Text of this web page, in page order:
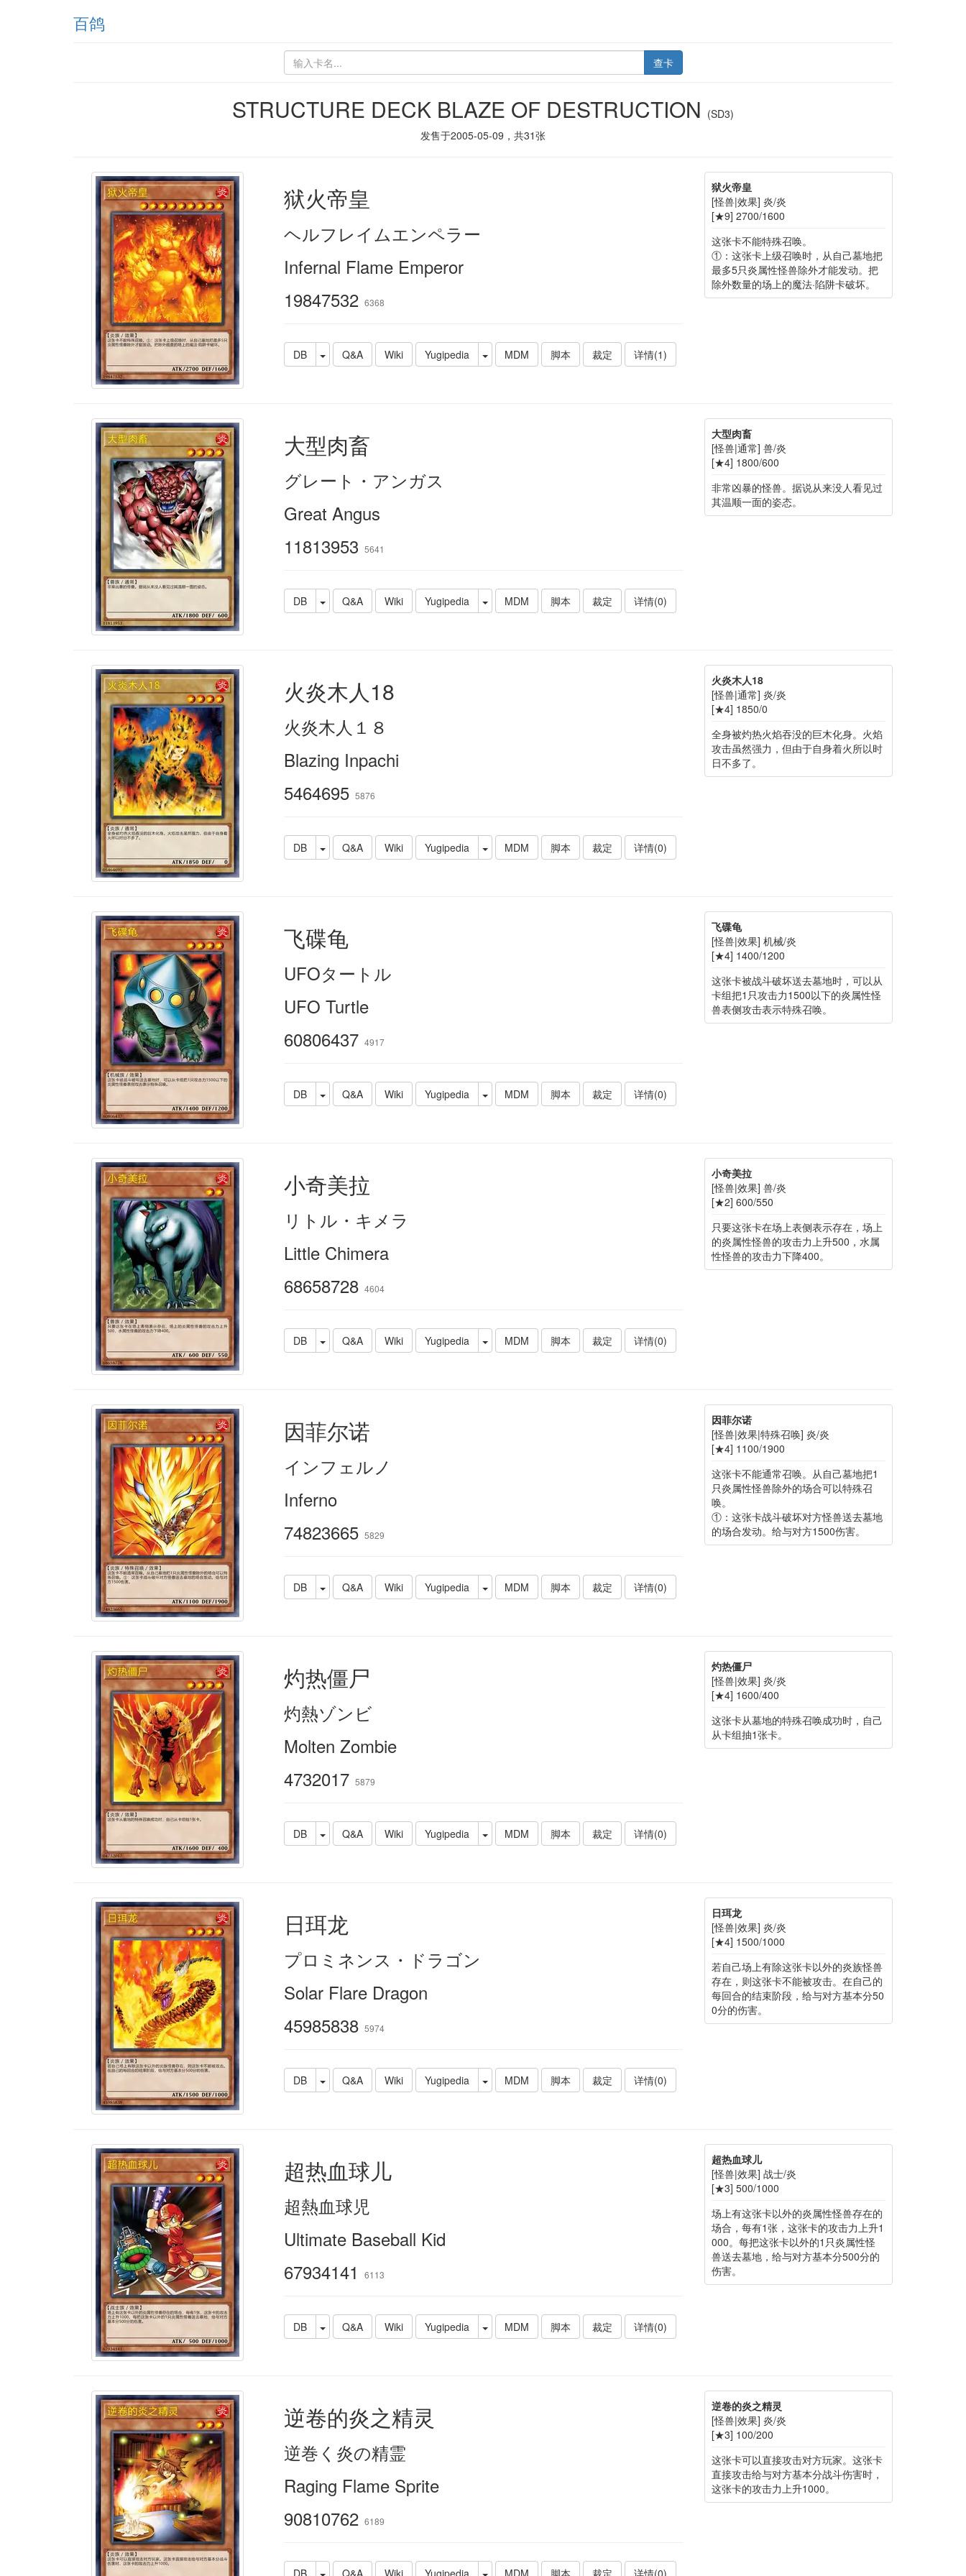
百鸽
查卡
STRUCTURE DECK BLAZE OF DESTRUCTION (SD3)
发售于2005-05-09 ，共31张
狱火帝皇
ヘルフレイムエンペラー
Infernal Flame Emperor
19847532 6368
DB Q&A Wiki Yugipedia MDM 脚本 裁定 详情(1)
狱火帝皇
[怪兽|效果] 炎/炎
[★9] 2700/1600
这张卡不能特殊召唤。
①：这张卡上级召唤时，从自己墓地把
最多5只炎属性怪兽除外才能发动。把
除外数量的场上的魔法·陷阱卡破坏。
大型肉畜
グレート・アンガス
Great Angus
11813953 5641
DB Q&A Wiki Yugipedia MDM 脚本 裁定 详情(0)
大型肉畜
[怪兽|通常] 兽/炎
[★4] 1800/600
非常凶暴的怪兽。据说从来没人看见过
其温顺一面的姿态。
火炎木人18
火炎木人１８
Blazing Inpachi
5464695 5876
DB Q&A Wiki Yugipedia MDM 脚本 裁定 详情(0)
火炎木人18
[怪兽|通常] 炎/炎
[★4] 1850/0
全身被灼热火焰吞没的巨木化身。火焰
攻击虽然强力，但由于自身着火所以时
日不多了。
飞碟龟
UFOタートル
UFO Turtle
60806437 4917
DB Q&A Wiki Yugipedia MDM 脚本 裁定 详情(0)
飞碟龟
[怪兽|效果] 机械/炎
[★4] 1400/1200
这张卡被战斗破坏送去墓地时，可以从
卡组把1只攻击力1500以下的炎属性怪
兽表侧攻击表示特殊召唤。
小奇美拉
リトル・キメラ
Little Chimera
68658728 4604
DB Q&A Wiki Yugipedia MDM 脚本 裁定 详情(0)
小奇美拉
[怪兽|效果] 兽/炎
[★2] 600/550
只要这张卡在场上表侧表示存在，场上
的炎属性怪兽的攻击力上升500，水属
性怪兽的攻击力下降400。
因菲尔诺
インフェルノ
Inferno
74823665 5829
DB Q&A Wiki Yugipedia MDM 脚本 裁定 详情(0)
因菲尔诺
[怪兽|效果|特殊召唤] 炎/炎
[★4] 1100/1900
这张卡不能通常召唤。从自己墓地把1
只炎属性怪兽除外的场合可以特殊召
唤。
①：这张卡战斗破坏对方怪兽送去墓地
的场合发动。给与对方1500伤害。
灼热僵尸
灼熱ゾンビ
Molten Zombie
4732017 5879
DB Q&A Wiki Yugipedia MDM 脚本 裁定 详情(0)
灼热僵尸
[怪兽|效果] 炎/炎
[★4] 1600/400
这张卡从墓地的特殊召唤成功时，自己
从卡组抽1张卡。
日珥龙
プロミネンス・ドラゴン
Solar Flare Dragon
45985838 5974
DB Q&A Wiki Yugipedia MDM 脚本 裁定 详情(0)
日珥龙
[怪兽|效果] 炎/炎
[★4] 1500/1000
若自己场上有除这张卡以外的炎族怪兽
存在，则这张卡不能被攻击。在自己的
每回合的结束阶段，给与对方基本分50
0分的伤害。
超热血球儿
超熱血球児
Ultimate Baseball Kid
67934141
6113
DB Q&A Wiki Yugipedia MDM 脚本 裁定 详情(0)
超热血球儿
[怪兽|效果] 战士/炎
[★3] 500/1000
场上有这张卡以外的炎属性怪兽存在的
场合，每有1张，这张卡的攻击力上升1
000。每把这张卡以外的1只炎属性怪
兽送去墓地，给与对方基本分500分的
伤害。
逆卷的炎之精灵
逆巻く炎の精霊
Raging Flame Sprite
90810762 6189
逆卷的炎之精灵
[怪兽|效果] 炎/炎
[★3] 100/200
这张卡可以直接攻击对方玩家。这张卡
直接攻击给与对方基本分战斗伤害时，
这张卡的攻击力上升1000。